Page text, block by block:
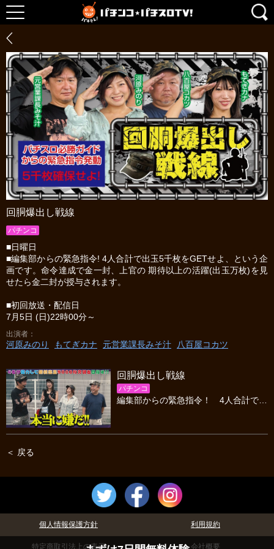
回胴爆出し戦線
パチンコ
■日曜日
■編集部からの緊急指令! 4人合計で出玉5千枚をGETせよ、という企
画です。命令達成で金一封、上官の 期待以上の活躍(出玉万枚)を見
せたら金二封が授与されます。
■初回放送・配信日
7月5日 (日)22時00分～
出演者
河原みのり もてぎカナ 元営業課長みそ汁 八百屋コカツ
回胴爆出し戦線
パチンコ
＜ 戻る
個人情報保護方針 利用規約
特定商取引法上の表示 会社概要